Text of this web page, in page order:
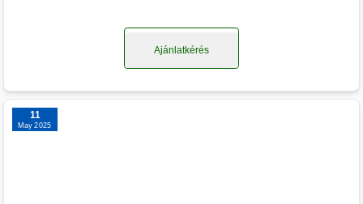
Ajánlatkérés
11
May 2025